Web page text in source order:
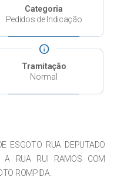
Categoria
Pedidos de Indicação
info
Tramitação
Normal
ESGOTO RUA DEPUTADO
A RUA RUI RAMOS COM
ROMPIDA.